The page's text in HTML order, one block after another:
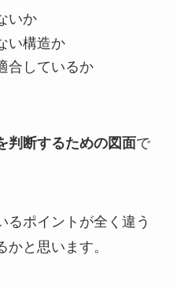
いか
い構造か
合しているか
判断するための図面で
るポイントが全く違う
と思います。